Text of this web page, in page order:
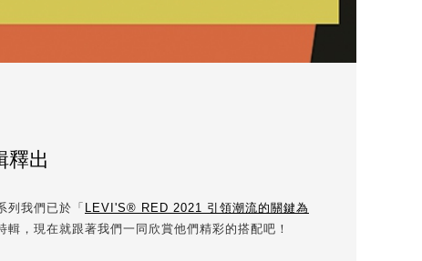
釋出
列我們已於「 LEVI'S® RED 2021 引領潮流的關鍵為
，現在就跟著我們一同欣賞他們精彩的搭配吧！